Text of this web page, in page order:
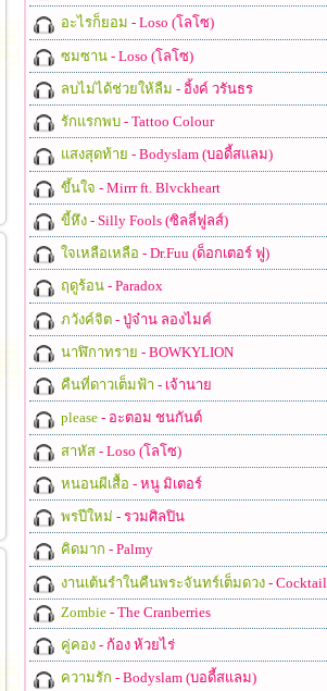
อะไรก็ยอม - Loso (โลโซ)
ซมซาน- Loso (โลโซ)
ลบไม่ได้ช่วยให้ลืม - อิ้งค์ วรันธร
รักแรกพบ- Tattoo Colour
แสงสุดท้าย - Bodyslam (บอดี้สแลม)
ขึ้นใจ - Mirrr ft. Blvckheart
ขี้หึง- Silly Fools (ซิลลี่ฟูลส์)
ใจเหลือเหลือ - Dr.Fuu (ด็อกเตอร์ ฟู)
ฤดูร้อน- Paradox
ภวังค์จิต- ปู่จ๋าน ลองไมค์
นาฬิกาทราย - BOWKYLION
คืนที่ดาวเต็มฟ้า - เจ้านาย
please- อะตอม ชนกันต์
สาหัส- Loso (โลโซ)
หนอนผีเสื้อ - หนู มิเตอร์
พรปีใหม่ - รวมศิลปิน
คิดมาก - Palmy
งานเต้นรำในคืนพระจันทร์เต็มดวง- Cocktail
Zombie- The Cranberries
คู่คอง- ก้อง ห้วยไร่
ความรัก - Bodyslam (บอดี้สแลม)